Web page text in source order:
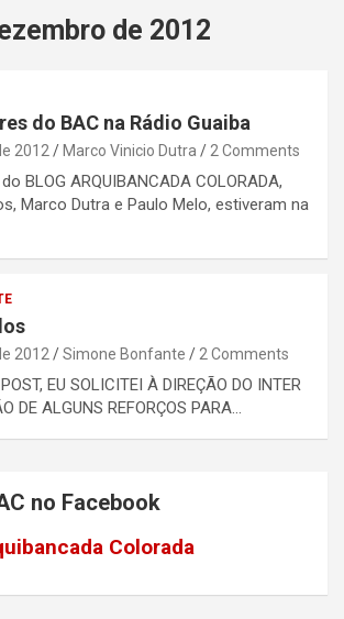
de 2012
do BAC na Rádio Guaiba
2012 Marco Vinicio Dutra 2 Comments
BLOG ARQUIBANCADA COLORADA,
Marco Dutra e Paulo Melo, estiveram na
2012 Simone Bonfante 2 Comments
EU SOLICITEI À DIREÇÃO DO INTER
DE ALGUNS REFORÇOS PARA…
no Facebook
Colorada